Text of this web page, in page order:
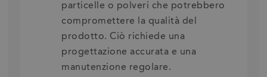
particelle o polveri che potrebbero
compromettere la qualità del
prodotto. Ciò richiede una
progettazione accurata e una
manutenzione regolare.